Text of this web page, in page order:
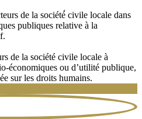
de la société́ civile locale dans
publiques relative à la
de la société civile locale à
économiques ou d’utilité publique,
sur les droits humains.